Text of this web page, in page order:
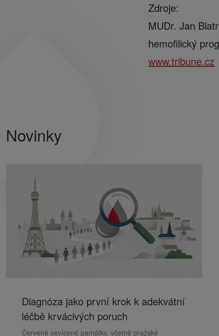
Zdroje:
MUDr. Jan
hemofilický
www.tribune.cz
Novinky
Diagnóza jako první krok k adekvátní
léčbě krvácivých poruch
Červeně osvícené památky, včetně pražské